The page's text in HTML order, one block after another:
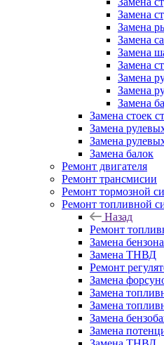
Замена
Замена
Замена
Замена
Замена
Замена
Замена
Замена
Замена стоек
Замена
Замена
Замена балок
Ремонт двигателя
Ремонт трансмисии
Ремонт тормозной
Ремонт топливной
Назад
Ремонт
Замена
Замена ТНВД
Ремонт
Замена
Замена
Замена
Замена
Замена